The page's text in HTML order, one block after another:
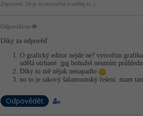
Zapomeň, že je to nemožné a udělej to ;)
Odpovídá na
Díky za odpověď
O grafický editor nejde ne? vytvořím
udělá otrhané. jpg bohužel neumím
Díky to mě nějak nenapadlo
no to je takový šalamounský řešení. mam
Odpovědět